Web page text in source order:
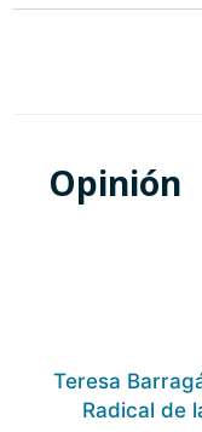
Opinión
Teresa
Radical de